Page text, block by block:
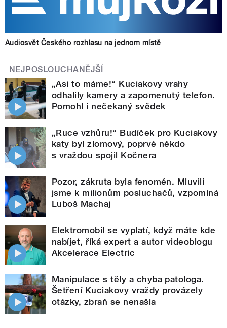
Audiosvět Českého rozhlasu na jednom místě
NEJPOSLOUCHANĚJŠÍ
„Asi to máme!“ Kuciakovy vrahy
odhalily kamery a zapomenutý telefon.
Pomohl i nečekaný svědek
„Ruce vzhůru!“ Budíček pro Kuciakovy
katy byl zlomový, poprvé někdo
s vraždou spojil Kočnera
Pozor, zákruta byla fenomén. Mluvili
jsme k milionům posluchačů, vzpomíná
Luboš Machaj
Elektromobil se vyplatí, když máte kde
nabíjet, říká expert a autor videoblogu
Akcelerace Electric
Manipulace s těly a chyba patologa.
Šetření Kuciakovy vraždy provázely
otázky, zbraň se nenašla